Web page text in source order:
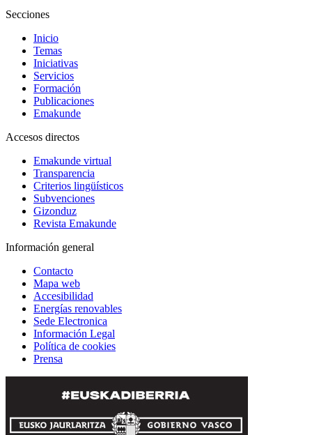
Secciones
Inicio
Temas
Iniciativas
Servicios
Formación
Publicaciones
Emakunde
Accesos directos
Emakunde virtual
Transparencia
Criterios lingüísticos
Subvenciones
Gizonduz
Revista Emakunde
Información general
Contacto
Mapa web
Accesibilidad
Energías renovables
Sede Electronica
Información Legal
Política de cookies
Prensa